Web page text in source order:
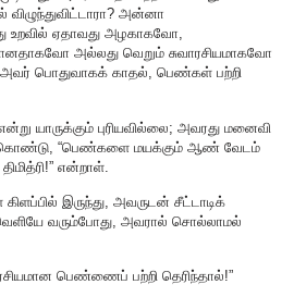
அன்னா
உறவில் ஏதாவது அழகாகவோ,
அல்லது வெறும் சுவாரசியமாகவோ
அவர் பொதுவாகக் காதல், பெண்கள் பற்றி
யாருக்கும் புரியவில்லை; அவரது மனைவி
“பெண்களை மயக்கும் ஆண் வேடம்
என்றாள்.
இருந்து, அவருடன் சீட்டாடிக்
வரும்போது, அவரால் சொல்லாமல்
பெண்ணைப் பற்றி தெரிந்தால்!”